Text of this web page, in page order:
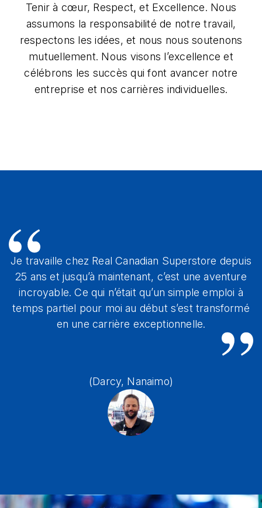
Tenir à cœur, Respect, et Excellence. Nous
assumons la responsabilité de notre travail,
respectons les idées, et nous nous soutenons
mutuellement. Nous visons l’excellence et
célébrons les succès qui font avancer notre
entreprise et nos carrières individuelles.
Je travaille chez Real Canadian Superstore depuis
25 ans et jusqu’à maintenant, c’est une aventure
incroyable. Ce qui n’était qu’un simple emploi à
temps partiel pour moi au début s’est transformé
en une carrière exceptionnelle.
(Darcy, Nanaimo)